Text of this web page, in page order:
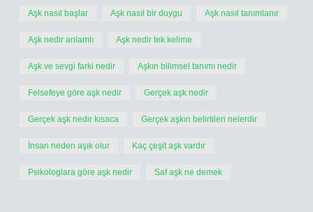
Aşk nasıl başlar Aşk nasıl bir duygu Aşk nasıl tanımlanır
Aşk nedir anlamlı Aşk nedir tek kelime
Aşk ve sevgi farki nedir Aşkın bilimsel tanımı nedir
Felsefeye göre aşk nedir Gerçek aşk nedir
Gerçek aşk nedir kısaca Gerçek aşkın belirtileri nelerdir
İnsan neden aşık olur Kaç çeşit aşk vardır
Psikologlara göre aşk nedir Saf aşk ne demek